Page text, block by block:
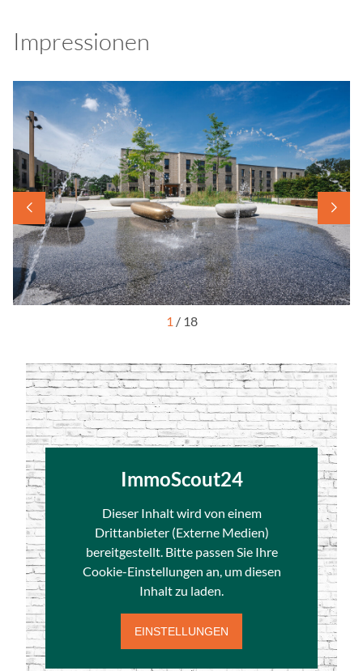
Impressionen
1 / 18
ImmoScout24
Dieser Inhalt wird von einem
Drittanbieter (Externe Medien)
bereitgestellt. Bitte passen Sie Ihre
Cookie-Einstellungen an, um diesen
Inhalt zu laden.
EINSTELLUNGEN